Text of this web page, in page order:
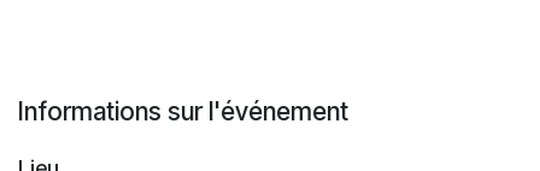
Informations sur l'événement